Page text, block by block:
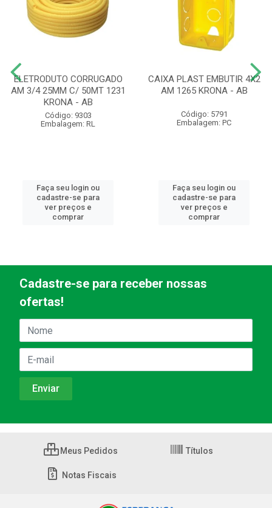
ELETRODUTO CORRUGADO
AM 3/4 25MM C/ 50MT 1231
KRONA - AB
Código: 9303
Embalagem: RL
Faça seu login ou
cadastre-se para
ver preços e
comprar
CAIXA PLAST EMBUTIR 4X2
AM 1265 KRONA - AB
Código: 5791
Embalagem: PC
Faça seu login ou
cadastre-se para
ver preços e
comprar
Cadastre-se para receber nossas
ofertas!
Meus Pedidos Títulos
Notas Fiscais